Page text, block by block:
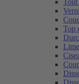
Top